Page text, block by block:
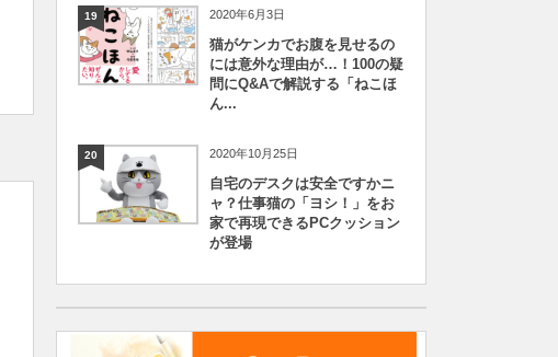
19 2020年6月3日
猫がケンカでお腹を見せるの
には意外な理由が…！100の疑
問にQ&Aで解説する「ねこほ
ん...
20 2020年10月25日
自宅のデスクは安全ですかニ
ャ？仕事猫の「ヨシ！」をお
家で再現できるPCクッション
が登場